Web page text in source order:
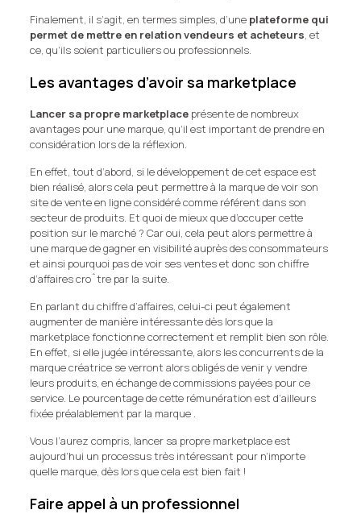
Finalement, il s’agit, en termes simples, d’une plateforme qui
permet de mettre en relation vendeurs et acheteurs, et
ce, qu’ils soient particuliers ou professionnels.
Les avantages d’avoir sa marketplace
Lancer sa propre marketplaceprésente de nombreux
avantages pour une marque, qu’il est important de prendre en
considération lors de la réflexion.
En effet, tout d’abord, si le développement de cet espace est
bien réalisé, alors cela peut permettre à la marque de voir son
site de vente en ligne considéré comme référent dans son
secteur de produits. Et quoi de mieux que d’occuper cette
position sur le marché ? Car oui, cela peut alors permettre à
une marque de gagner en visibilité auprès des consommateurs
et ainsi pourquoi pas de voir ses ventes et donc son chiffre
d’affaires croˆtre par la suite.
En parlant du chiffre d’affaires, celui-ci peut également
augmenter de manière intéressante dès lors que la
marketplace fonctionne correctement et remplit bien son rôle.
En effet, si elle jugée intéressante, alors les concurrents de la
marque créatrice se verront alors obligés de venir y vendre
leurs produits, en échange de commissions payées pour ce
service. Le pourcentage de cette rémunération est d’ailleurs
fixée préalablement par la marque .
Vous l’aurez compris, lancer sa propre marketplace est
aujourd’hui un processus très intéressant pour n’importe
quelle marque, dès lors que cela est bien fait !
Faire appel à un professionnel